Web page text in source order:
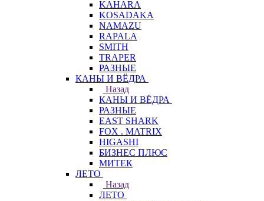
KAHARA
KOSADAKA
NAMAZU
RAPALA
SMITH
TRAPER
РАЗНЫЕ
КАНЫ И ВЁДРА
Назад
КАНЫ И ВЁДРА
РАЗНЫЕ
EAST SHARK
FOX . MATRIX
HIGASHI
БИЗНЕС ПЛЮС
МИТЕК
ЛЕТО
Назад
ЛЕТО